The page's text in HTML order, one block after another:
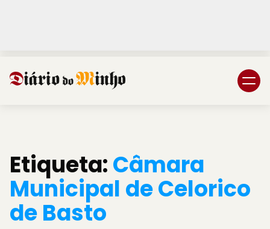
Etiqueta:Câmara
Municipal de Celorico
de Basto